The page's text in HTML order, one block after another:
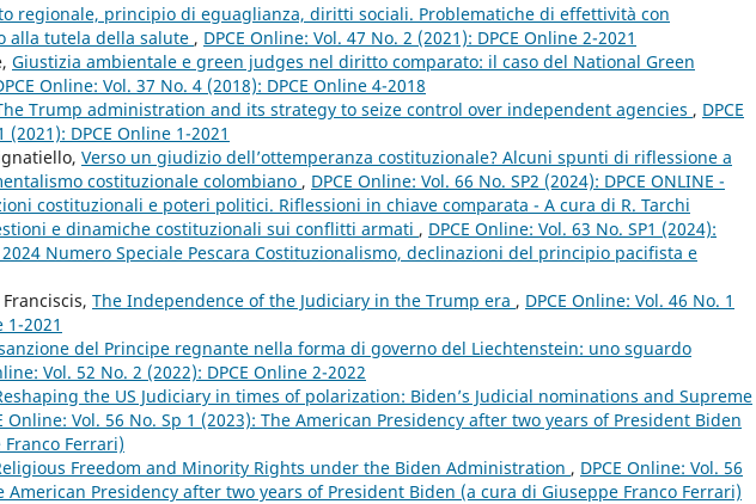
regionale, principio di eguaglianza, diritti sociali. Problematiche di effettività con
alla tutela della salute , DPCE Online: Vol. 47 No. 2 (2021): DPCE Online 2-2021
Giustizia ambientale e green judges nel diritto comparato: il caso del National Green
Online: Vol. 37 No. 4 (2018): DPCE Online 4-2018
Trump administration and its strategy to seize control over independent agencies , DPCE
DPCE Online 1-2021
Verso un giudizio dell’ottemperanza costituzionale? Alcuni spunti di riflessione a
costituzionale colombiano , DPCE Online: Vol. 66 No. SP2 (2024): DPCE ONLINE -
costituzionali e poteri politici. Riflessioni in chiave comparata - A cura di R. Tarchi
e dinamiche costituzionali sui conflitti armati , DPCE Online: Vol. 63 No. SP1 (2024):
2024 Numero Speciale Pescara Costituzionalismo, declinazioni del principio pacifista e
The Independence of the Judiciary in the Trump era , DPCE Online: Vol. 46 No. 1
1-2021
del Principe regnante nella forma di governo del Liechtenstein: uno sguardo
Vol. 52 No. 2 (2022): DPCE Online 2-2022
the US Judiciary in times of polarization: Biden’s Judicial nominations and Supreme
Online: Vol. 56 No. Sp 1 (2023): The American Presidency after two years of President Biden
Ferrari)
Freedom and Minority Rights under the Biden Administration , DPCE Online: Vol. 56
American Presidency after two years of President Biden (a cura di Giuseppe Franco Ferrari)